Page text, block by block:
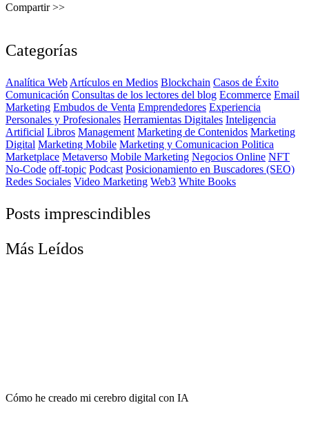
Compartir >>
Categorías
Analítica Web Artículos en Medios Blockchain Casos de Éxito
Comunicación Consultas de los lectores del blog Ecommerce Email
Marketing Embudos de Venta Emprendedores Experiencia
Personales y Profesionales Herramientas Digitales Inteligencia
Artificial Libros Management Marketing de Contenidos Marketing
Digital Marketing Mobile Marketing y Comunicacion Politica
Marketplace Metaverso Mobile Marketing Negocios Online NFT
No-Code off-topic Podcast Posicionamiento en Buscadores (SEO)
Redes Sociales Video Marketing Web3 White Books
Posts imprescindibles
Más Leídos
Cómo he creado mi cerebro digital con IA